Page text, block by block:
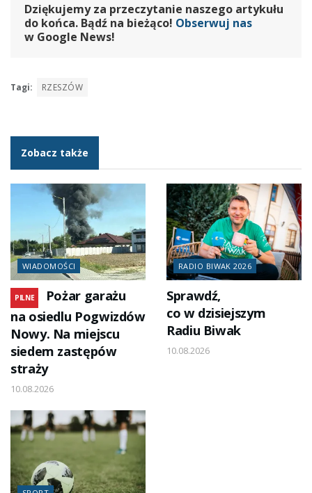
Dziękujemy za przeczytanie naszego artykułu
do końca. Bądź na bieżąco! Obserwuj nas
w Google News!
Tagi: RZESZÓW
Zobacz także
WIADOMOŚCI
PILNE
Pożar garażu
na osiedlu Pogwizdów
Nowy. Na miejscu
siedem zastępów
straży
10.08.2026
RADIO BIWAK 2026
Sprawdź,
co w dzisiejszym
Radiu Biwak
10.08.2026